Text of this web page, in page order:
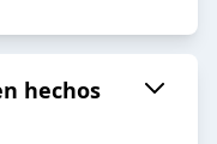
hechos